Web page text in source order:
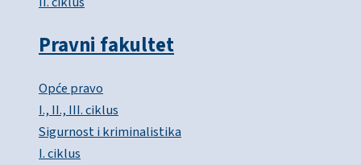
Pravni fakultet
Opće pravo
I., II., III. ciklus
Sigurnost i kriminalistika
I. ciklus